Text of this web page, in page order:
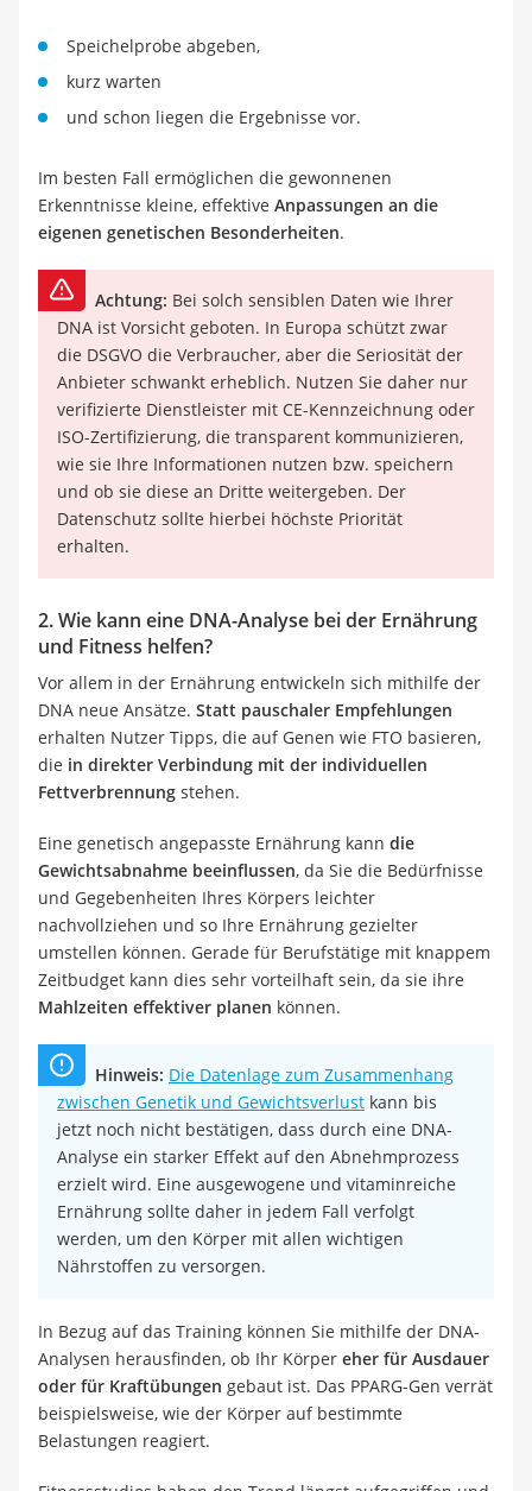
Speichelprobe abgeben,
kurz warten
und schon liegen die Ergebnisse vor.
Im besten Fall ermöglichen die gewonnenen
Erkenntnisse kleine, effektive Anpassungen an die
eigenen genetischen Besonderheiten.
Achtung: Bei solch sensiblen Daten wie Ihrer
DNA ist Vorsicht geboten. In Europa schützt zwar
die DSGVO die Verbraucher, aber die Seriosität der
Anbieter schwankt erheblich. Nutzen Sie daher nur
verifizierte Dienstleister mit CE-Kennzeichnung oder
ISO-Zertifizierung, die transparent kommunizieren,
wie sie Ihre Informationen nutzen bzw. speichern
und ob sie diese an Dritte weitergeben. Der
Datenschutz sollte hierbei höchste Priorität
erhalten.
2. Wie kann eine DNA-Analyse bei der Ernährung
und Fitness helfen?
Vor allem in der Ernährung entwickeln sich mithilfe der
DNA neue Ansätze. Statt pauschaler Empfehlungen
erhalten Nutzer Tipps, die auf Genen wie FTO basieren,
die in direkter Verbindung mit der individuellen
Fettverbrennung stehen.
Eine genetisch angepasste Ernährung kann die
Gewichtsabnahme beeinflussen, da Sie die Bedürfnisse
und Gegebenheiten Ihres Körpers leichter
nachvollziehen und so Ihre Ernährung gezielter
umstellen können. Gerade für Berufstätige mit knappem
Zeitbudget kann dies sehr vorteilhaft sein, da sie ihre
Mahlzeiten effektiver planen können.
Hinweis: Die Datenlage zum Zusammenhang
zwischen Genetik und Gewichtsverlust kann bis
jetzt noch nicht bestätigen, dass durch eine DNA-
Analyse ein starker Effekt auf den Abnehmprozess
erzielt wird. Eine ausgewogene und vitaminreiche
Ernährung sollte daher in jedem Fall verfolgt
werden, um den Körper mit allen wichtigen
Nährstoffen zu versorgen.
In Bezug auf das Training können Sie mithilfe der DNA-
Analysen herausfinden, ob Ihr Körper eher für Ausdauer
oder für Kraftübungen gebaut ist. Das PPARG-Gen verrät
beispielsweise, wie der Körper auf bestimmte
Belastungen reagiert.